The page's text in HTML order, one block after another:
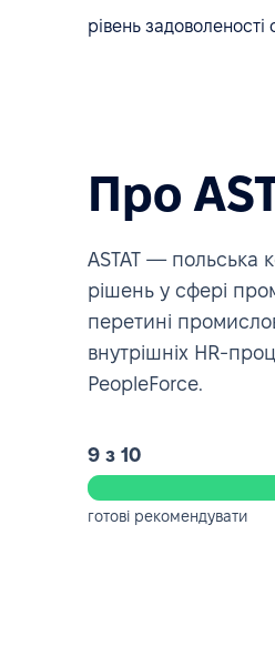
рівень
Про
ASTAT — польська
рішень у сфері
перетині
внутрішніх HR-
PeopleForce.
9 з 10
готові рекомендувати